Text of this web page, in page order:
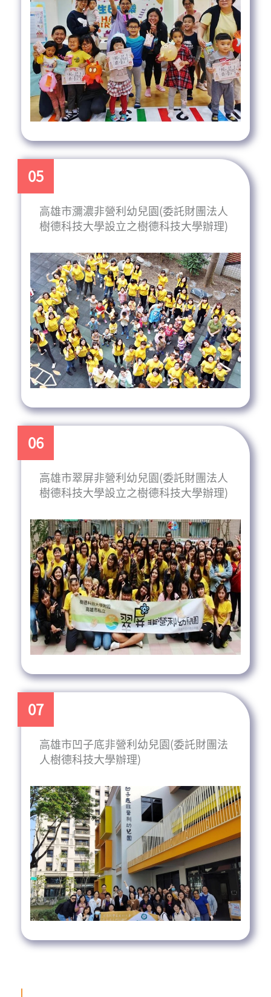
05
高雄市瀰濃非營利幼兒園(委託財團法人
樹德科技大學設立之樹德科技大學辦理)
06
高雄市翠屏非營利幼兒園(委託財團法人
樹德科技大學設立之樹德科技大學辦理)
07
高雄市凹子底非營利幼兒園(委託財團法
人樹德科技大學辦理)